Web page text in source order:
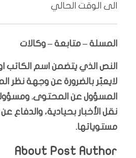
الى الوقت الحالي
المسلة – متابعة – وكالات
النص الذي يتضمن اسم الكاتب او
لايعبّر بالضرورة عن وجهة نظر
المسؤول عن المحتوى.
نقل الأخبار بحيادية، والدفاع
مستوياتها.
About Post Author